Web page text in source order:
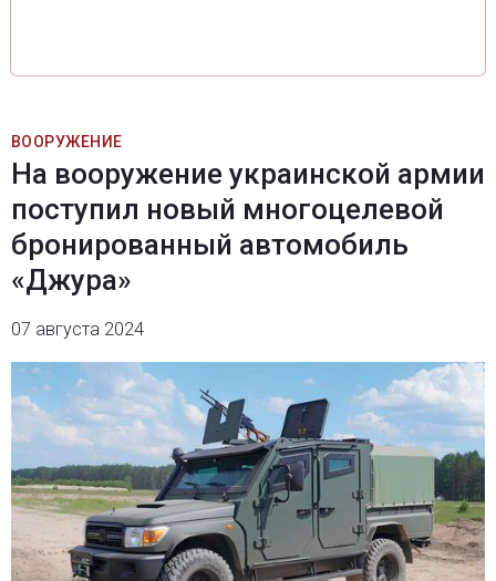
ВООРУЖЕНИЕ
На вооружение украинской армии
поступил новый многоцелевой
бронированный автомобиль
«Джура»
07 августа 2024